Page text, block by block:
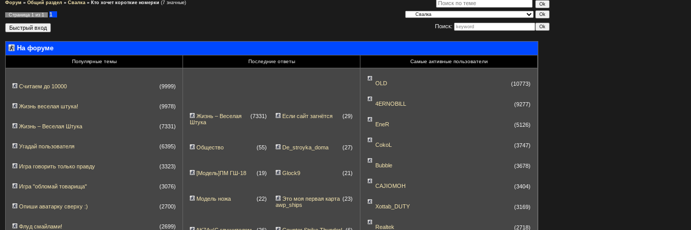
Форум » Общий раздел » Свалка » Кто хочет короткие номерки (7 значные)
Страница 1 из 1
1
Поиск:
На форуме
Популярные темы Последние ответы Самые активные пользователи
Считаем до 10000 (9999)
Жизнь веселая штука! (9978)
Жизнь – Веселая Штука (7331)
Угадай пользователя (6395)
Игра говорить только правду (3323)
Игра "обломай товарища" (3076)
Опиши аватарку сверху :) (2700)
Флуд смайлами! (2699)
Жизнь – Веселая
Штука
(7331) Если сайт загнётся (29)
Общество (55) De_stroyka_doma (27)
[Модель]ПМ ГШ-18 (19) Glock9 (21)
Модель ножа (22)
Это моя первая карта
awp_ships
(23)
OLD (10773)
4ERNOBILL (9277)
EneR (5126)
CokoL (3747)
Bubble (3678)
CAJIOMOH (3404)
Xottab_DUTY (3169)
Realtek (2718)